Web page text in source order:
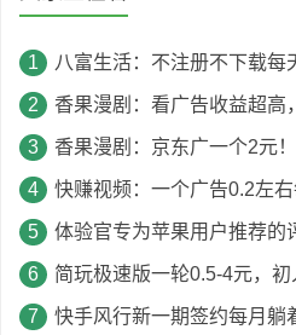
八富生活：不注册不下载每天10
香果漫剧：看广告收益超高
香果漫剧：京东广一个2元
快赚视频：一个广告0.2左右每
体验官专为苹果用户推荐的评论
简玩极速版一轮0.5-4元，初
快手风行新一期签约每月躺着